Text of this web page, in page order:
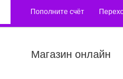
Пополните счёт
Магазин онлайн